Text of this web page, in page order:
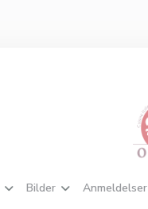
Bilder Anmeldelser